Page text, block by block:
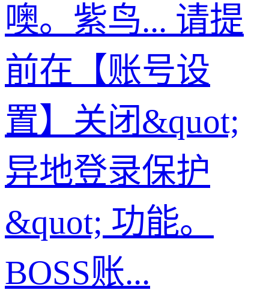
噢。紫鸟... 请提
前在【账号设
置】关闭&quot;
异地登录保护
&quot; 功能。
BOSS账...